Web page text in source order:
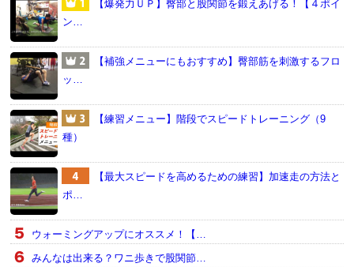
【爆発力ＵＰ】臀部と股関節を鍛えあげる！【４ポイ
ン…
【補強メニューにもおすすめ】臀部筋を刺激するフロ
ッ…
【練習メニュー】階段でスピードトレーニング（9
種）
【最大スピードを高めるための練習】加速走の方法と
ポ…
ウォーミングアップにオススメ！【…
みんなは出来る？ワニ歩きで股関節…